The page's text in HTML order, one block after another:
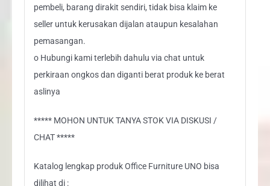
pembeli, barang dirakit sendiri, tidak bisa klaim ke
seller untuk kerusakan dijalan ataupun kesalahan
pemasangan.
o Hubungi kami terlebih dahulu via chat untuk
perkiraan ongkos dan diganti berat produk ke berat
aslinya
***** MOHON UNTUK TANYA STOK VIA DISKUSI /
CHAT *****
Katalog lengkap produk Office Furniture UNO bisa
dilihat di :